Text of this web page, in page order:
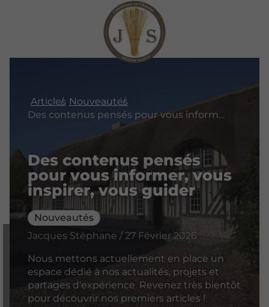
Articles Nouveautés
Des contenus pensés pour vous informer, vous inspirer, vous guider
Des contenus pensés
pour vous informer, vous
inspirer, vous guider
Nouveautés
Jacques Stéphane / 27 Février 2026
Nous mettons actuellement en place un
espace dédié à nos actualités, projets et
partages d'expérience. Revenez très bientôt
pour découvrir nos premiers articles !